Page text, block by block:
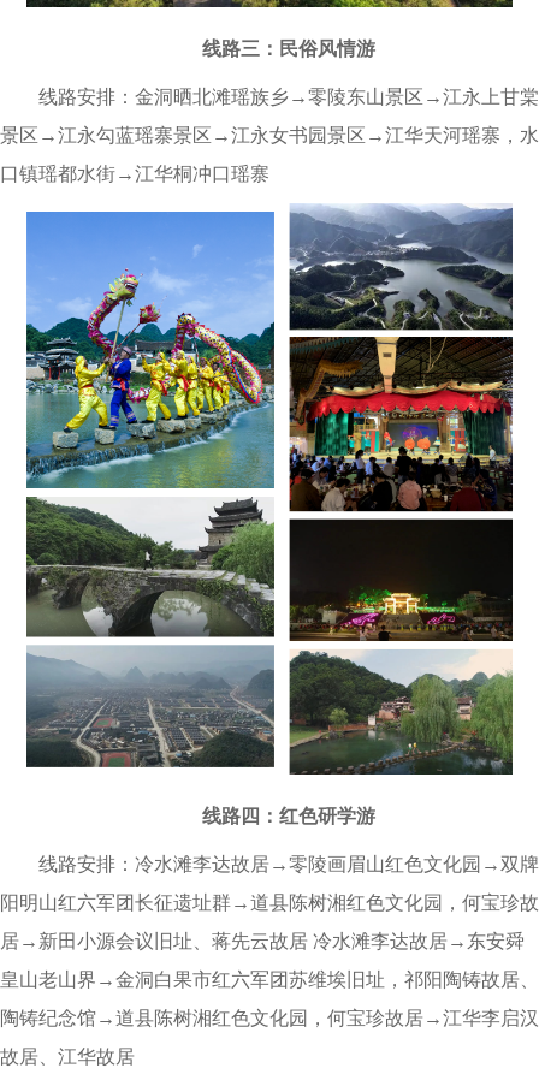
线路三：民俗风情游
线路安排：金洞晒北滩瑶族乡→零陵东山景区→江永上甘棠
景区→江永勾蓝瑶寨景区→江永女书园景区→江华天河瑶寨，水
口镇瑶都水街→江华桐冲口瑶寨
线路四：红色研学游
线路安排：冷水滩李达故居→零陵画眉山红色文化园→双牌
阳明山红六军团长征遗址群→道县陈树湘红色文化园，何宝珍故
居→新田小源会议旧址、蒋先云故居 冷水滩李达故居→东安舜
皇山老山界→金洞白果市红六军团苏维埃旧址，祁阳陶铸故居、
陶铸纪念馆→道县陈树湘红色文化园，何宝珍故居→江华李启汉
故居、江华故居